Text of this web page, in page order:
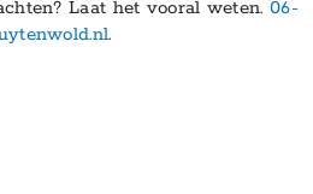
Laat het vooral weten. 06-
.